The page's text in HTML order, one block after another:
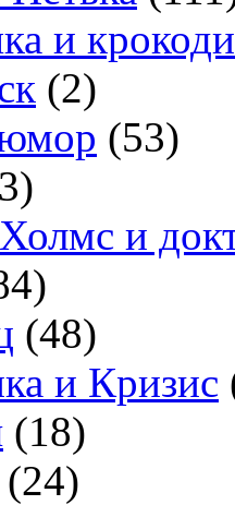
и
(2)
(53)
и
(48)
и Кризис
(18)
(24)